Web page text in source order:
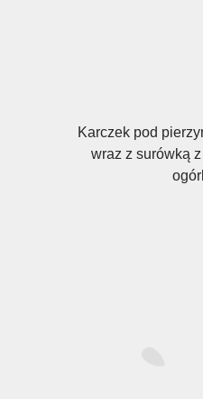
Karczek pod
wraz z surówką